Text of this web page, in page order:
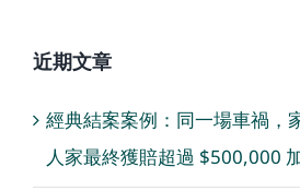
近期文章
經典結案案例：同一場車禍，
人家最終獲賠超過 $500,000